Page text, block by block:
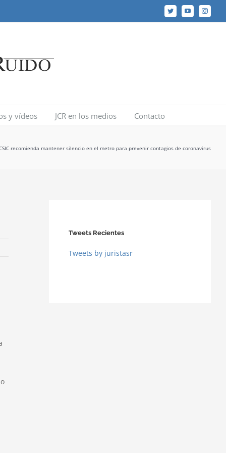
TwitterYouTube
y vídeos JCR en los medios Contacto
recomienda mantener silencio en el metro para prevenir contagios de coronavirus
Tweets Recientes
Tweets by juristasr